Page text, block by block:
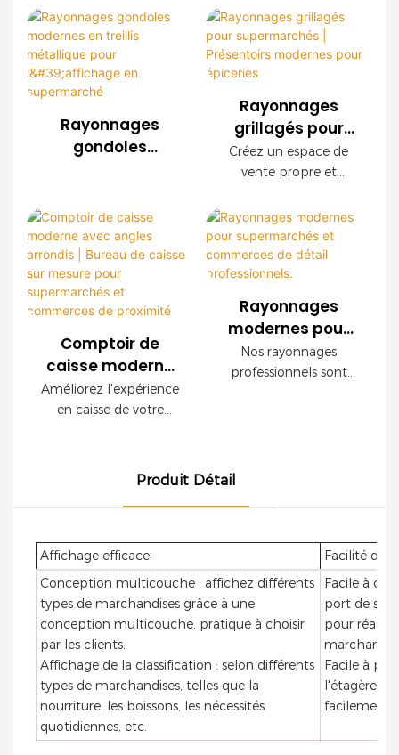
d'agencement
sur mesure
commerce de détail,
nous proposons des
systèmes de
rayonnages en treillis
métallique sur mesure
supermarchés, les
chaînes de magasins,
distribution du monde
entier. Nous offrons
des services OEM et
ODM ainsi qu'un
accompagnement
complet pour
l'aménagement de vos
magasins.
durabilité
exceptionnelle, une
installation facile et
des configurations
personnalisables. Ses
panneaux décoratifs
imitation bois créent
une ambiance haut de
gamme tout en
robustesse à toute
épreuve.
Rayonnages
gondoles
pour l'affichage
en supermarché
Rayonnages
grillagés pour
supermarchés |
Présentoirs
épiceries
Créez un espace de
vente propre et
étagères grillagées
modernes. Doté d'une
structure en acier
robuste, d'une finition
bois et de panneaux
grillagés modulaires,
ce système d'étagères
optimise la visibilité
supermarchés, les
proximité et les
boutiques spécialisées.
Comptoir de
caisse moderne
avec angles
arrondis | Bureau
supermarchés et
Améliorez l'expérience
en caisse de votre
conçu pour les
commerces de
boutiques spécialisées
et les points de vente
de marque. Avec sa
blanche élégante, sa
robuste et ses
panneaux perforés
allie fonctionnalité,
Rayonnages
modernes pour
supermarchés et
commerces de
Nos rayonnages
professionnels sont
ils optimisent votre
présentiez des
produits alimentaires,
des cosmétiques ou
d'autres articles, ce
rayonnages offre un
support fiable et une
présentation soignée,
attirer plus de clients
Produit Détail
Affichage efficace:
Facilité
Conception multicouche : affichez différents
types de marchandises grâce à une
conception multicouche, pratique à choisir
par les clients.
Affichage de la classification : selon différents
types de marchandises, telles que la
nourriture, les boissons, les nécessités
quotidiennes, etc.
Facile à
port de
pour
Facile à
l'étagère
facilement